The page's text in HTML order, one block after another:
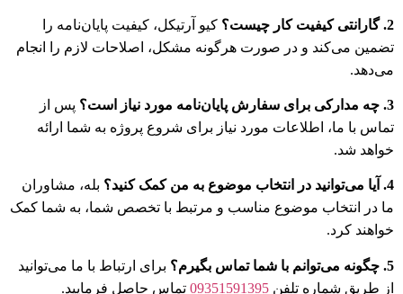
2. گارانتی کیفیت کار چیست؟
کیو آرتیکل، کیفیت پایان‌نامه را
تضمین می‌کند و در صورت هرگونه مشکل، اصلاحات لازم را انجام
می‌دهد.
3. چه مدارکی برای سفارش پایان‌نامه مورد نیاز است؟
پس از
تماس با ما، اطلاعات مورد نیاز برای شروع پروژه به شما ارائه
خواهد شد.
4. آیا می‌توانید در انتخاب موضوع به من کمک کنید؟
بله، مشاوران
ما در انتخاب موضوع مناسب و مرتبط با تخصص شما، به شما کمک
خواهند کرد.
5. چگونه می‌توانم با شما تماس بگیرم؟
برای ارتباط با ما می‌توانید
از طریق شماره تلفن 09351591395 تماس حاصل فرمایید.